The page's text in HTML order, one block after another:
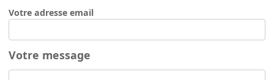
Votre adresse email
Votre message